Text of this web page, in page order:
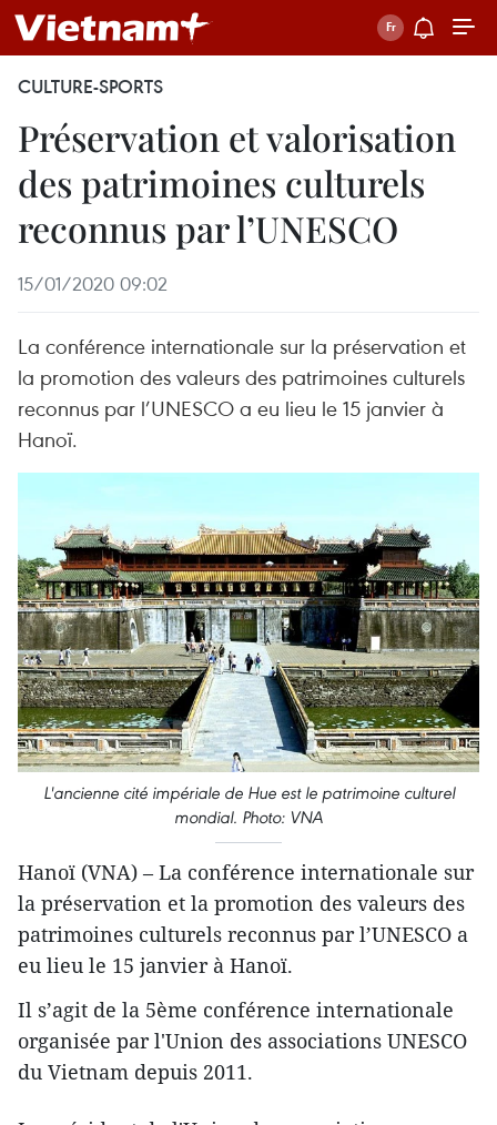
CULTURE-SPORTS
Préservation et valorisation
des patrimoines culturels
reconnus par l’UNESCO
15/01/2020 09:02
La conférence internationale sur la préservation et
la promotion des valeurs des patrimoines culturels
reconnus par l’UNESCO a eu lieu le 15 janvier à
Hanoï.
L'ancienne cité impériale de Hue est le patrimoine culturel
mondial. Photo: VNA
Hanoï (VNA) – La conférence internationale sur
la préservation et la promotion des valeurs des
patrimoines culturels reconnus par l’UNESCO a
eu lieu le 15 janvier à Hanoï.
Il s’agit de la 5ème conférence internationale
organisée par l'Union des associations UNESCO
du Vietnam depuis 2011.